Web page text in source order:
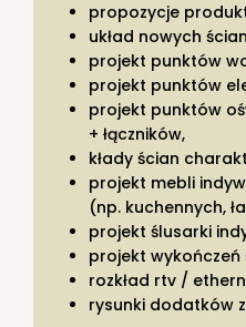
propozycje
układ nowych
projekt punktów
projekt punktów
projekt punktów
+ łączników,
kłady ścian
projekt mebli
(np. kuchennych,
projekt ślusarki
projekt wykończeń
rozkład rtv /
rysunki dodatków